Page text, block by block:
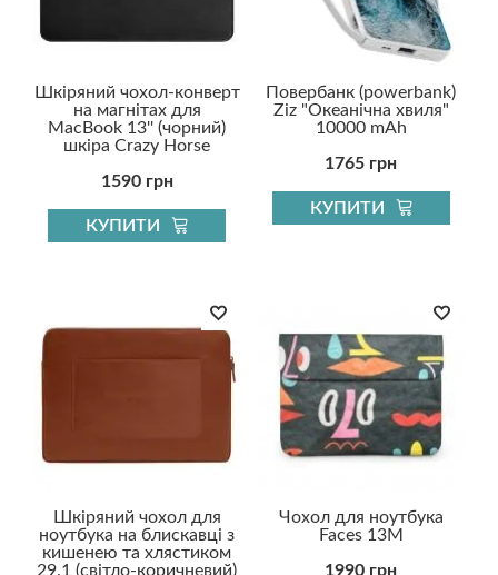
Шкіряний чохол-конверт
на магнітах для
MacBook 13'' (чорний)
шкіра Crazy Horse
1590 грн
КУПИТИ
Повербанк (powerbank)
Ziz "Океанічна хвиля"
10000 mAh
1765 грн
КУПИТИ
Шкіряний чохол для
ноутбука на блискавці з
кишенею та хлястиком
29.1 (світло-коричневий)
Чохол для ноутбука
Faces 13M
1990 грн